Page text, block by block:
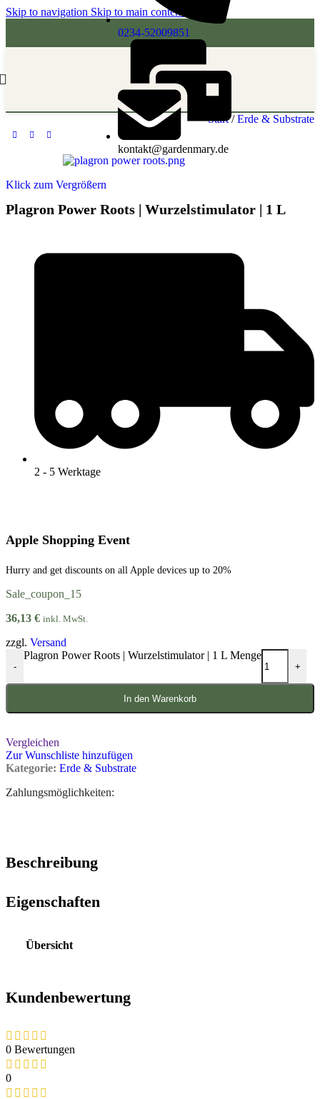
Skip to navigation Skip to main content
0234-52009851
kontakt@gardenmary.de
Start/ Erde & Substrate
Klick zum Vergrößern
Plagron Power Roots | Wurzelstimulator | 1 L
2 - 5 Werktage
Apple Shopping Event
Hurry and get discounts on all Apple devices up to 20%
Sale_coupon_15
36,13 € inkl. MwSt.
zzgl. Versand
-
Plagron Power Roots | Wurzelstimulator | 1 L Menge
+
In den Warenkorb
Vergleichen
Zur Wunschliste hinzufügen
Kategorie: Erde & Substrate
Zahlungsmöglichkeiten:
Beschreibung
Eigenschaften
Übersicht
Kundenbewertung
0 Bewertungen
0